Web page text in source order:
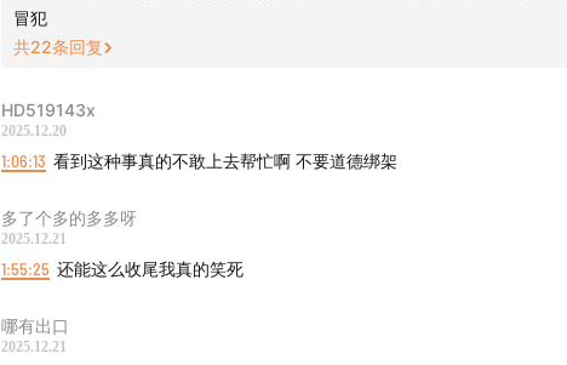
冒犯
共22条回复
HD519143x
2025.12.20
1:06:13 看到这种事真的不敢上去帮忙啊 不要道德绑架
多了个多的多多呀
2025.12.21
1:55:25 还能这么收尾我真的笑死
哪有出口
2025.12.21